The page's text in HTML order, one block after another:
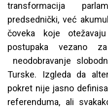
transformacija
predsednički, već
čoveka koje
postupaka vezano
neodobravanje
Turske. Izgleda da
pokret nije jasno
referenduma, ali